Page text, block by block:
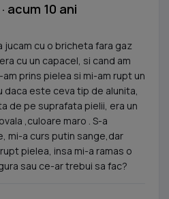
acum 10 ani
jucam cu o bricheta fara gaz
cu un capacel, si cand am
prins pielea si mi-am rupt un
daca este ceva tip de alunita,
de pe suprafata pielii, era un
,culoare maro . S-a
mi-a curs putin sange,dar
pielea, insa mi-a ramas o
sau ce-ar trebui sa fac?